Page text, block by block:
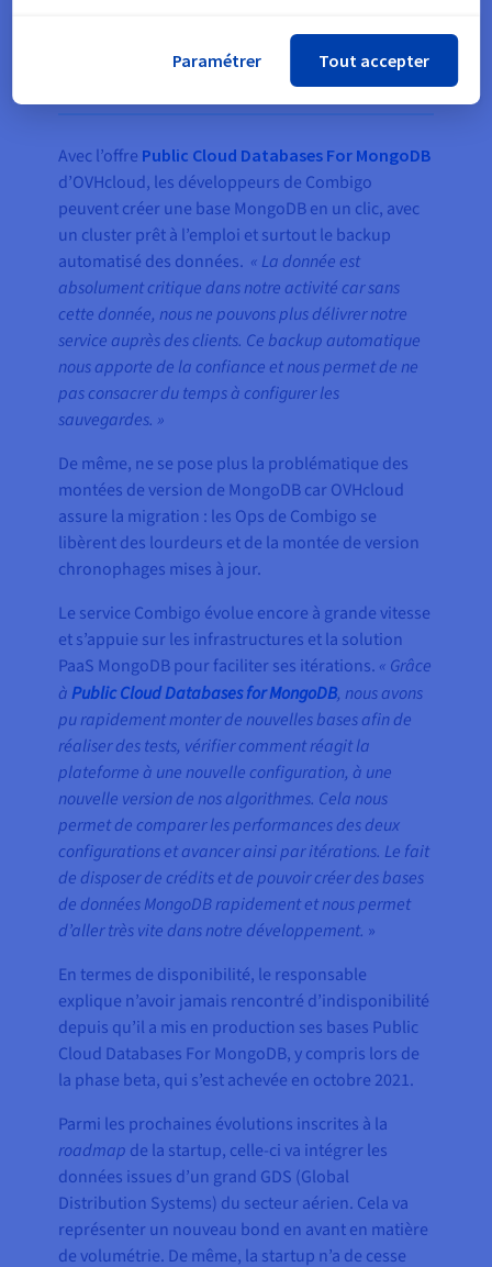
Le résultat
Avec l’offre Public Cloud Databases For MongoDB
d’OVHcloud, les développeurs de Combigo
peuvent créer une base MongoDB en un clic, avec
un cluster prêt à l’emploi et surtout le backup
automatisé des données. « La donnée est
absolument critique dans notre activité car sans
cette donnée, nous ne pouvons plus délivrer notre
service auprès des clients. Ce backup automatique
nous apporte de la confiance et nous permet de ne
pas consacrer du temps à configurer les
sauvegardes. »
De même, ne se pose plus la problématique des
montées de version de MongoDB car OVHcloud
assure la migration : les Ops de Combigo se
libèrent des lourdeurs et de la montée de version
chronophages mises à jour.
Le service Combigo évolue encore à grande vitesse
et s’appuie sur les infrastructures et la solution
PaaS MongoDB pour faciliter ses itérations. « Grâce
àPublic Cloud Databases for MongoDB, nous avons
pu rapidement monter de nouvelles bases afin de
réaliser des tests, vérifier comment réagit la
plateforme à une nouvelle configuration, à une
nouvelle version de nos algorithmes. Cela nous
permet de comparer les performances des deux
configurations et avancer ainsi par itérations. Le fait
de disposer de crédits et de pouvoir créer des bases
de données MongoDB rapidement et nous permet
d’aller très vite dans notre développement. »
En termes de disponibilité, le responsable
explique n’avoir jamais rencontré d’indisponibilité
depuis qu’il a mis en production ses bases Public
Cloud Databases For MongoDB, y compris lors de
la phase beta, qui s’est achevée en octobre 2021.
Parmi les prochaines évolutions inscrites à la
roadmap de la startup, celle-ci va intégrer les
données issues d’un grand GDS (Global
Distribution Systems) du secteur aérien. Cela va
représenter un nouveau bond en avant en matière
de volumétrie. De même, la startup n’a de cesse
Paramétrer Tout accepter